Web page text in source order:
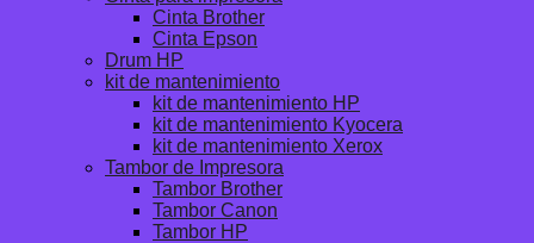
Cinta Brother
Cinta Epson
Drum HP
kit de mantenimiento
kit de mantenimiento HP
kit de mantenimiento Kyocera
kit de mantenimiento Xerox
Tambor de Impresora
Tambor Brother
Tambor Canon
Tambor HP